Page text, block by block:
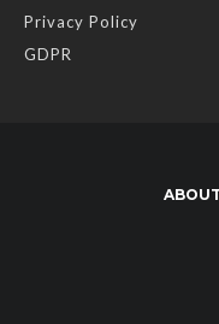
Privacy Policy
GDPR